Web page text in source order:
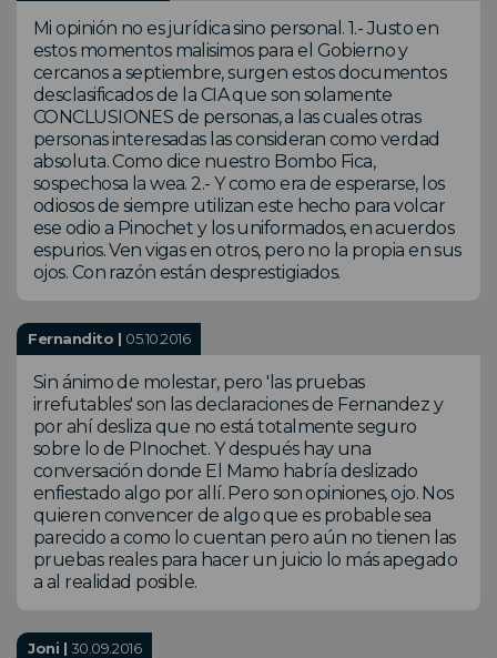
Mi opinión no es jurídica sino personal. 1.- Justo en
estos momentos malisimos para el Gobierno y
cercanos a septiembre, surgen estos documentos
desclasificados de la CIA que son solamente
CONCLUSIONES de personas, a las cuales otras
personas interesadas las consideran como verdad
absoluta. Como dice nuestro Bombo Fica,
sospechosa la wea. 2.- Y como era de esperarse, los
odiosos de siempre utilizan este hecho para volcar
ese odio a Pinochet y los uniformados, en acuerdos
espurios. Ven vigas en otros, pero no la propia en sus
ojos. Con razón están desprestigiados.
Fernandito | 05.10.2016
Sin ánimo de molestar, pero 'las pruebas
irrefutables' son las declaraciones de Fernandez y
por ahí desliza que no está totalmente seguro
sobre lo de PInochet. Y después hay una
conversación donde El Mamo habría deslizado
enfiestado algo por allí. Pero son opiniones, ojo. Nos
quieren convencer de algo que es probable sea
parecido a como lo cuentan pero aún no tienen las
pruebas reales para hacer un juicio lo más apegado
a al realidad posible.
Joni | 30.09.2016